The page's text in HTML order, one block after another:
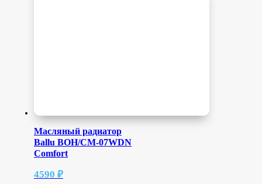
Масляный радиатор
Ballu BOH/CM-07WDN
Comfort
4590 ₽